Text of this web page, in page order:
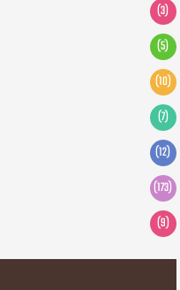
(3)
(5)
(10)
(7)
(12)
(173)
(9)